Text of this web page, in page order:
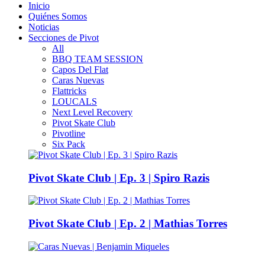
Inicio
Quiénes Somos
Noticias
Secciones de Pivot
All
BBQ TEAM SESSION
Capos Del Flat
Caras Nuevas
Flattricks
LOUCALS
Next Level Recovery
Pivot Skate Club
Pivotline
Six Pack
Pivot Skate Club | Ep. 3 | Spiro Razis
Pivot Skate Club | Ep. 2 | Mathias Torres